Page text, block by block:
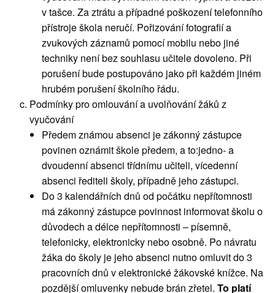
v tašce. Za ztrátu a případné poškození telefonního
přístroje škola neručí. Pořizování fotografií a
zvukových záznamů pomocí mobilu nebo jiné
techniky není bez souhlasu učitele dovoleno. Při
porušení bude postupováno jako při každém jiném
hrubém porušení školního řádu.
Podmínky pro omlouvání a uvolňování žáků z
vyučování
Předem známou absenci je zákonný zástupce
povinen oznámit škole předem, a to:jedno- a
dvoudenní absenci třídnímu učiteli, vícedenní
absenci řediteli školy, případně jeho zástupci.
Do 3 kalendářních dnů od počátku nepřítomnosti
má zákonný zástupce povinnost informovat školu o
důvodech a délce nepřítomnosti – písemně,
telefonicky, elektronicky nebo osobně. Po návratu
žáka do školy je jeho absenci nutno omluvit do 3
pracovních dnů v elektronické žákovské knížce. Na
pozdější omluvenky nebude brán zřetel. To platí